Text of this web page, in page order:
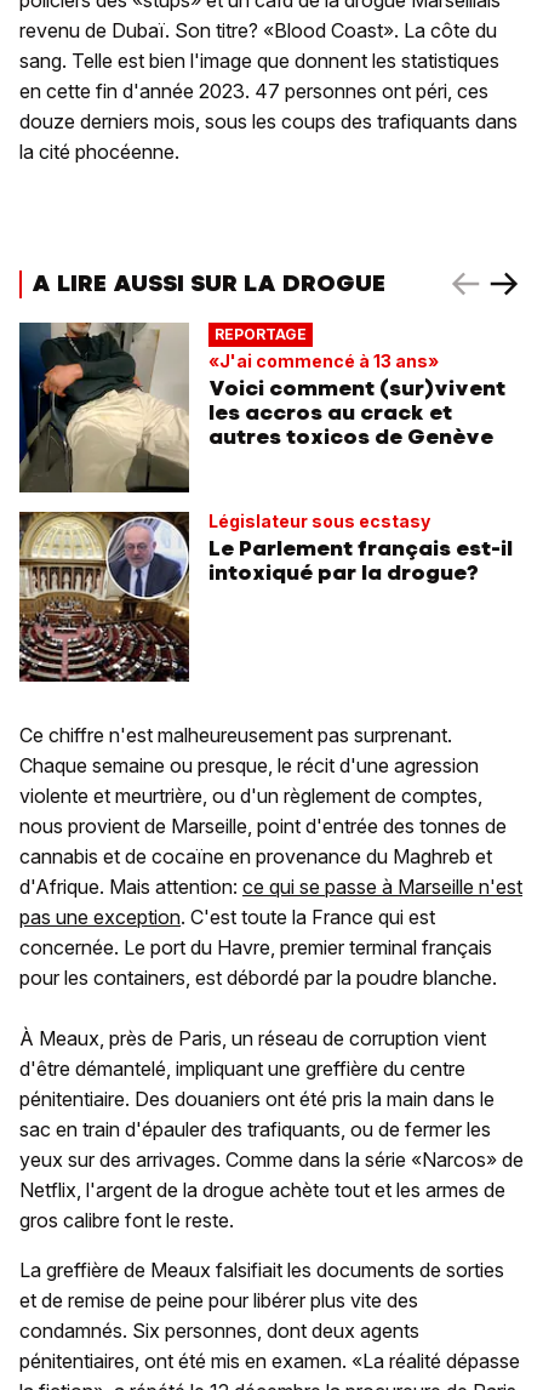
revenu de Dubaï. Son titre? «Blood Coast». La côte du
sang. Telle est bien l'image que donnent les statistiques
en cette fin d'année 2023. 47 personnes ont péri, ces
douze derniers mois, sous les coups des trafiquants dans
la cité phocéenne.
A LIRE AUSSI SUR LA DROGUE
REPORTAGE
«J'ai commencé à 13 ans»
Voici comment (sur)vivent
les accros au crack et
autres toxicos de Genève
Législateur sous ecstasy
Le Parlement français est-il
intoxiqué par la drogue?
Ce chiffre n'est malheureusement pas surprenant.
Chaque semaine ou presque, le récit d'une agression
violente et meurtrière, ou d'un règlement de comptes,
nous provient de Marseille, point d'entrée des tonnes de
cannabis et de cocaïne en provenance du Maghreb et
d'Afrique. Mais attention: ce qui se passe à Marseille n'est
pas une exception. C'est toute la France qui est
concernée. Le port du Havre, premier terminal français
pour les containers, est débordé par la poudre blanche.
À Meaux, près de Paris, un réseau de corruption vient
d'être démantelé, impliquant une greffière du centre
pénitentiaire. Des douaniers ont été pris la main dans le
sac en train d'épauler des trafiquants, ou de fermer les
yeux sur des arrivages. Comme dans la série «Narcos» de
Netflix, l'argent de la drogue achète tout et les armes de
gros calibre font le reste.
La greffière de Meaux falsifiait les documents de sorties
et de remise de peine pour libérer plus vite des
condamnés. Six personnes, dont deux agents
pénitentiaires, ont été mis en examen. «La réalité dépasse